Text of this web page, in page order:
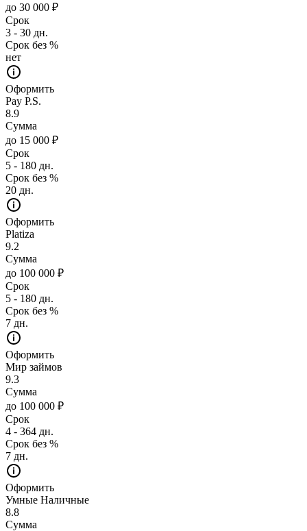
до 30 000 ₽
Срок
3 - 30 дн.
Срок без %
нет
Оформить
Pay P.S.
8.9
Сумма
до 15 000 ₽
Срок
5 - 180 дн.
Срок без %
20 дн.
Оформить
Platiza
9.2
Сумма
до 100 000 ₽
Срок
5 - 180 дн.
Срок без %
7 дн.
Оформить
Мир займов
9.3
Сумма
до 100 000 ₽
Срок
4 - 364 дн.
Срок без %
7 дн.
Оформить
Умные Наличные
8.8
Сумма